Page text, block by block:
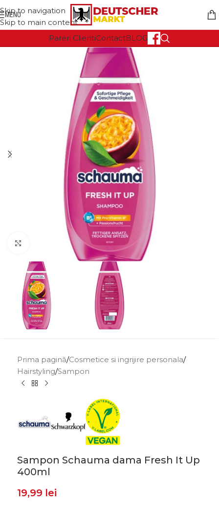
Skip to navigation
Skip to main content
MENU
Pareri ClientiContactBLOG
Click to enlarge
Prima pagină/Cosmetice si ingrijire personala/
Hairstyling/Sampon
Sampon Schauma dama Fresh It Up
400ml
19,99 lei